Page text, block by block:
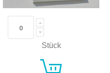
Stück